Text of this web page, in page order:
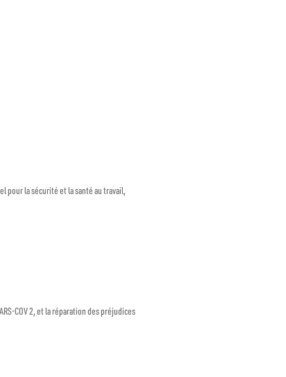
pour la sécurité et la santé au travail,
COV 2, et la réparation des préjudices